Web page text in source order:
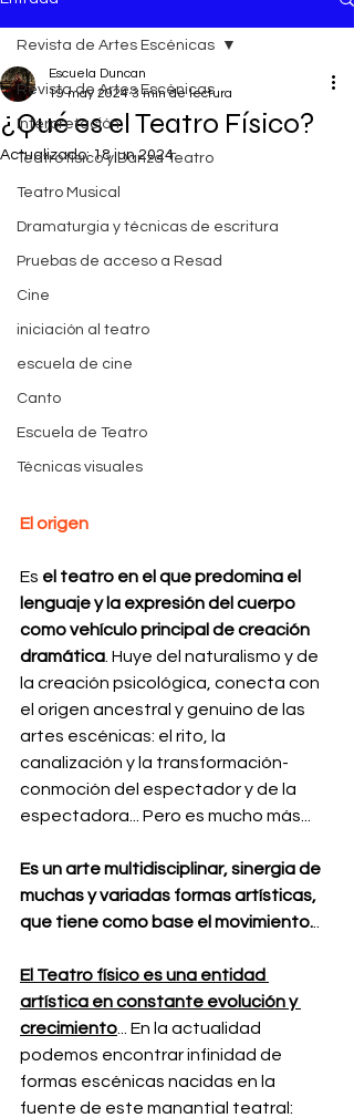
Revista de Artes Escénicas
Interpretación
Teatro físico y Danza Teatro
Teatro Musical
Dramaturgia y técnicas de escritura
Pruebas de acceso a Resad
Cine
iniciación al teatro
escuela de cine
Canto
Escuela de Teatro
Técnicas visuales
Revista de Artes Escénicas
¿Qué es el Teatro Físico?
Escuela Duncan
19 may 2024 3 min de lectura
Actualizado:18 jun 2024
El origen
Es el teatro en el que predomina el
lenguaje y la expresión del cuerpo
como vehículo principal de creación
dramática . Huye del naturalismo y de
la creación psicológica, conecta con
el origen ancestral y genuino de las
artes escénicas: el rito, la
canalización y la transformación-
conmoción del espectador y de la
espectadora... Pero es mucho más...
Es un arte multidisciplinar, sinergia de
muchas y variadas formas artísticas,
que tiene como base el movimiento.
El Teatro físico es una entidad
artística en constante evolución y
crecimiento ... En la actualidad
podemos encontrar infinidad de
formas escénicas nacidas en la
fuente de este manantial teatral: